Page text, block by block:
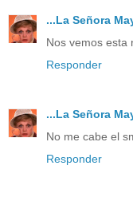
...La Señora
Nos vemos esta
Responder
...La Señora
No me cabe el
Responder